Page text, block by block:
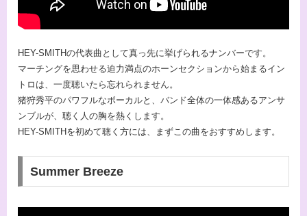
HEY-SMITHの代表曲として真っ先に挙げられるナンバーです。
マーチングを思わせる迫力満点のホーンセクションから始まるイン
トロは、一度聴いたら忘れられません。
猪狩秀平のパワフルなボーカルと、バンド全体の一体感あるアンサ
ンブルが、聴く人の胸を熱くします。
HEY-SMITHを初めて聴く方には、まずこの曲をおすすめします。
Summer Breeze